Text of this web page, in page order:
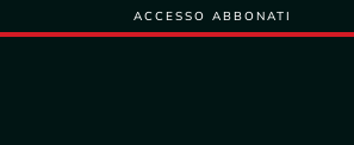
ACCESSO ABBONATI